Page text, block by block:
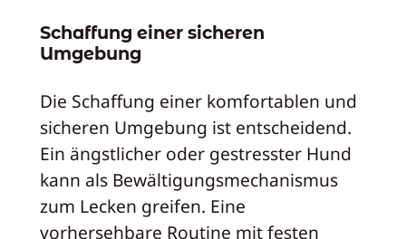
Schaffung einer sicheren
Umgebung
Die Schaffung einer komfortablen und
sicheren Umgebung ist entscheidend.
Ein ängstlicher oder gestresster Hund
kann als Bewältigungsmechanismus
zum Lecken greifen. Eine
vorhersehbare Routine mit festen